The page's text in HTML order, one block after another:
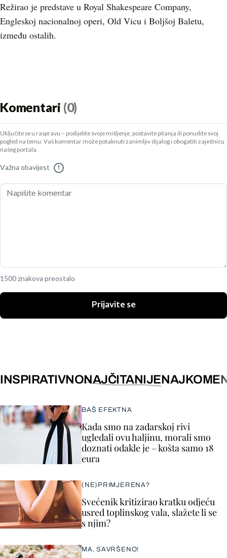
Režirao je predstave u Royal Shakespeare Company,
Engleskoj nacionalnoj operi, Old Vicu i Boljšoj Baletu,
između ostalih.
Komentari (0)
Uključite se u raspravu – podijelite svoje mišljenje, postavite pitanja ili ponudite svoj
pogled na temu. Vaš komentar može potaknuti zanimljiv dijalog i obogatiti zajednicu
našeg portala.
Važna obavijest !
1500 znakova preostalo
Prijavite se
INSPIRATIVNONAJČITANIJE
BAŠ EFEKTNA
Kada smo na zadarskoj rivi
ugledali ovu haljinu, morali smo
doznati odakle je – košta samo 18
eura
(NE)PRIMJERENA?
Svećenik kritizirao kratku odjeću
usred toplinskog vala, slažete li se
s njim?
MA, SAVRŠENO!